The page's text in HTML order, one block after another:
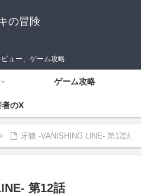
の冒険
ュー、ゲーム攻略
ゲーム攻略
者のX
牙狼 -VANISHING LINE- 第12話
第12話